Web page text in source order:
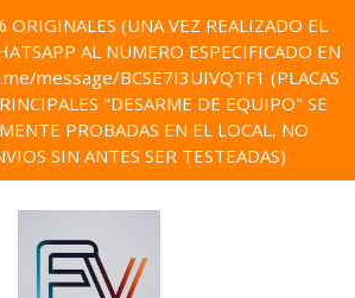
ORIGINALES (UNA VEZ REALIZADO EL
AL NUMERO ESPECIFICADO EN
message/BCSE7I3UIVQTF1 (PLACAS
"DESARME DE EQUIPO" SE
PROBADAS EN EL LOCAL, NO
SIN ANTES SER TESTEADAS)